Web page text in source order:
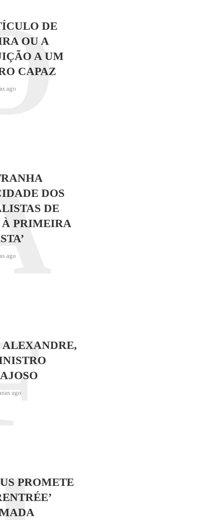
DE
OU A
A UM
CAPAZ
ago
DOS
DE
À PRIMEIRA
ago
ago
PROMETE